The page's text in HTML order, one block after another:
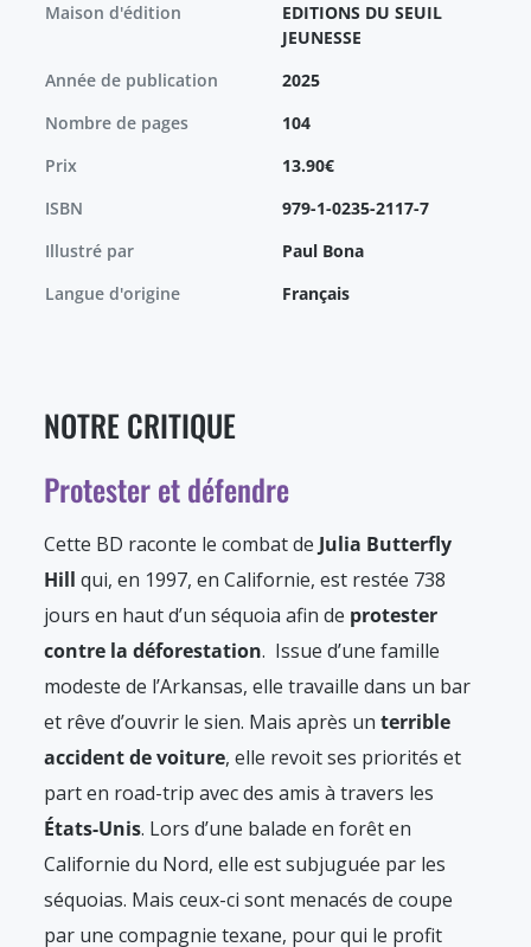
Maison d'édition
EDITIONS DU SEUIL
JEUNESSE
Année de publication
2025
Nombre de pages
104
Prix
13.90€
ISBN
979-1-0235-2117-7
Illustré par
Paul Bona
Langue d'origine
Français
NOTRE CRITIQUE
Protester et défendre
Cette BD raconte le combat de Julia Butterfly
Hill qui, en 1997, en Californie, est restée 738
jours en haut d’un séquoia afin de protester
contre la déforestation. Issue d’une famille
modeste de l’Arkansas, elle travaille dans un bar
et rêve d’ouvrir le sien. Mais après un terrible
accident de voiture, elle revoit ses priorités et
part en road-trip avec des amis à travers les
États-Unis. Lors d’une balade en forêt en
Californie du Nord, elle est subjuguée par les
séquoias. Mais ceux-ci sont menacés de coupe
par une compagnie texane, pour qui le profit